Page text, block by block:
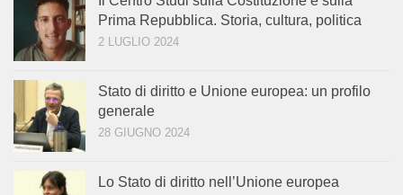
Prima Repubblica. Storia, cultura, politica
2 LUGLIO 2024
Stato di diritto e Unione europea: un profilo
generale
28 GIUGNO 2024
Lo Stato di diritto nell’Unione europea